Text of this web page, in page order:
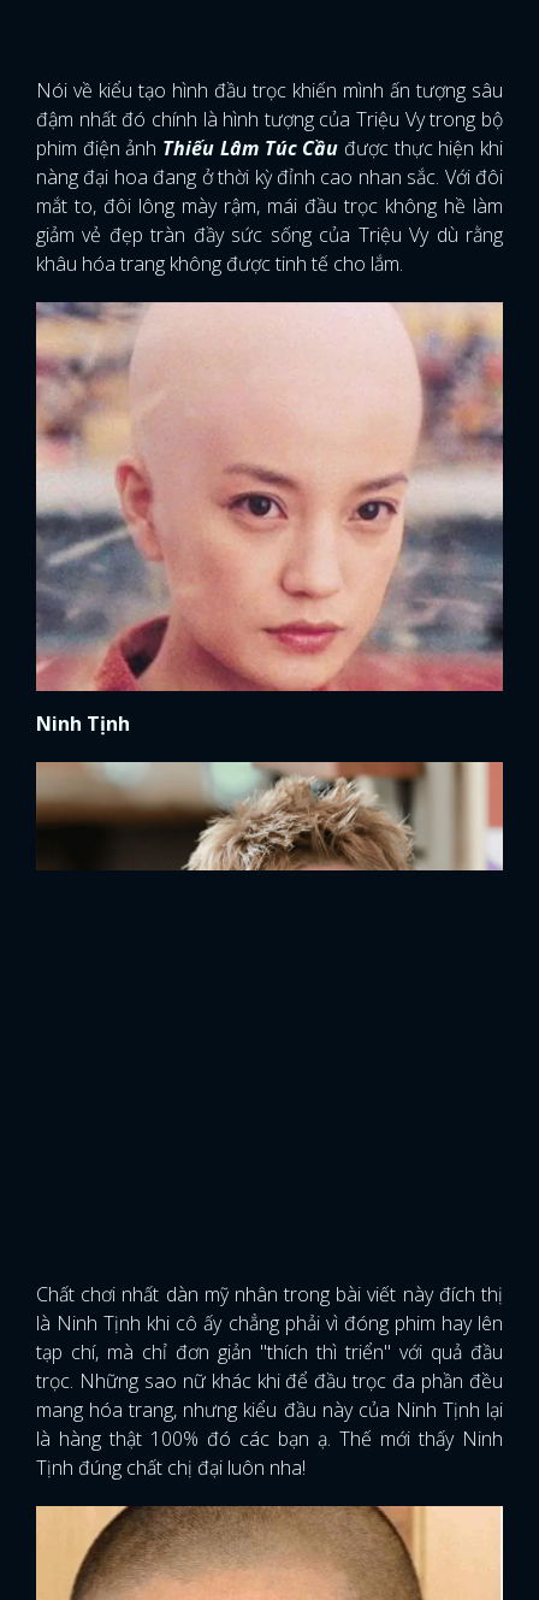
x
ĐĂNG NHẬP
Nói về kiểu tạo hình đầu trọc khiến mình ấn tượng sâu
đậm nhất đó chính là hình tượng của Triệu Vy trong bộ
phim điện ảnh Thiếu Lâm Túc Cầu được thực hiện khi
nàng đại hoa đang ở thời kỳ đỉnh cao nhan sắc. Với đôi
mắt to, đôi lông mày rậm, mái đầu trọc không hề làm
giảm vẻ đẹp tràn đầy sức sống của Triệu Vy dù rằng
khâu hóa trang không được tinh tế cho lắm.
Ninh Tịnh
Chất chơi nhất dàn mỹ nhân trong bài viết này đích thị
là Ninh Tịnh khi cô ấy chẳng phải vì đóng phim hay lên
tạp chí, mà chỉ đơn giản "thích thì triển" với quả đầu
trọc. Những sao nữ khác khi để đầu trọc đa phần đều
mang hóa trang, nhưng kiểu đầu này của Ninh Tịnh lại
là hàng thật 100% đó các bạn ạ. Thế mới thấy Ninh
Tịnh đúng chất chị đại luôn nha!